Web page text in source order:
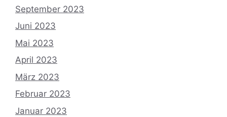
September 2023
Juni 2023
Mai 2023
April 2023
März 2023
Februar 2023
Januar 2023